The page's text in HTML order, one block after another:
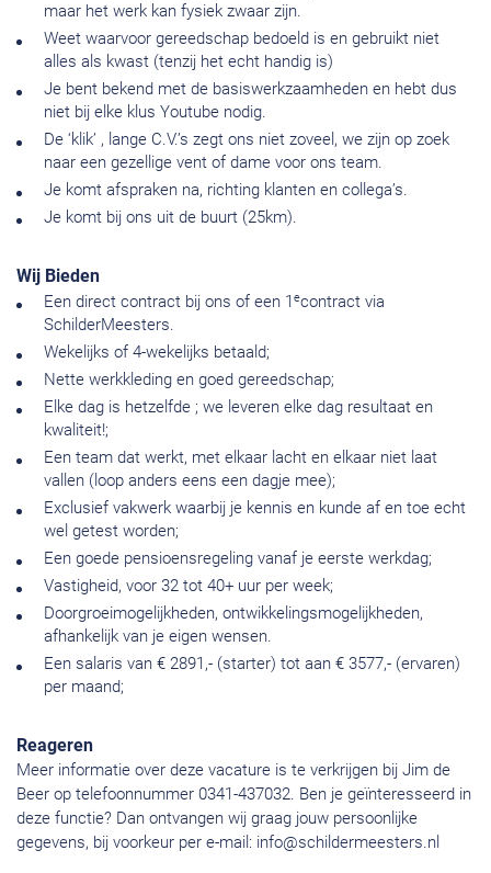
maar het werk kan fysiek zwaar zijn.
Weet waarvoor gereedschap bedoeld is en gebruikt niet
alles als kwast (tenzij het echt handig is)
Je bent bekend met de basiswerkzaamheden en hebt dus
niet bij elke klus Youtube nodig.
De ‘klik’ , lange C.V.’s zegt ons niet zoveel, we zijn op zoek
naar een gezellige vent of dame voor ons team.
Je komt afspraken na, richting klanten en collega’s.
Je komt bij ons uit de buurt (25km).
Wij Bieden
Een direct contract bij ons of een 1 econtract via
SchilderMeesters.
Wekelijks of 4-wekelijks betaald;
Nette werkkleding en goed gereedschap;
Elke dag is hetzelfde ; we leveren elke dag resultaat en
kwaliteit!;
Een team dat werkt, met elkaar lacht en elkaar niet laat
vallen (loop anders eens een dagje mee);
Exclusief vakwerk waarbij je kennis en kunde af en toe echt
wel getest worden;
Een goede pensioensregeling vanaf je eerste werkdag;
Vastigheid, voor 32 tot 40+ uur per week;
Doorgroeimogelijkheden, ontwikkelingsmogelijkheden,
afhankelijk van je eigen wensen.
Een salaris van € 2891,- (starter) tot aan € 3577,- (ervaren)
per maand;
Reageren
Meer informatie over deze vacature is te verkrijgen bij Jim de
Beer op telefoonnummer 0341-437032. Ben je geïnteresseerd in
deze functie? Dan ontvangen wij graag jouw persoonlijke
gegevens, bij voorkeur per e-mail: info@schildermeesters.nl